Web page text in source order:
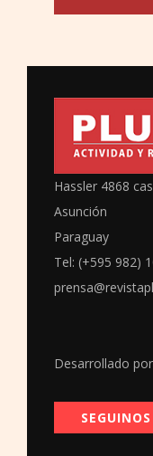
Hassler 4868
Asunción
Paraguay
Tel: (+595 982)
Desarrollado
SEGUINOS